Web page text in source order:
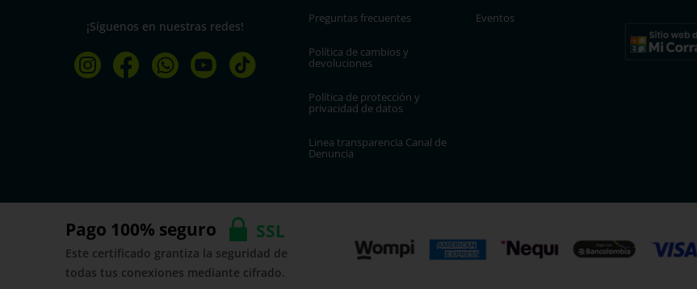
¡Síguenos en nuestras redes!
Preguntas frecuentes
Política de cambios y
devoluciones
Política de protección y
privacidad de datos
Linea transparencia Canal de
Denuncia
Eventos
Pago 100% seguro SSL
Este certificado grantiza la seguridad de
todas tus conexiones mediante cifrado.